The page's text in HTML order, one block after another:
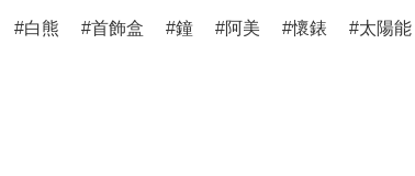
白熊 首飾盒 鐘 阿美 懷錶 太陽能